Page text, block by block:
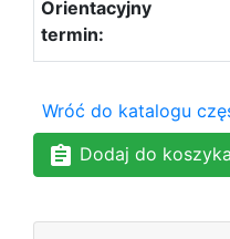
Wróć do katalogu
Dodaj do koszyka